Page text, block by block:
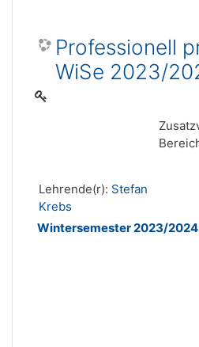
Professionell
WiSe 2023/
Lehrende(r): Stefan
Krebs
Wintersemester 2023/2024